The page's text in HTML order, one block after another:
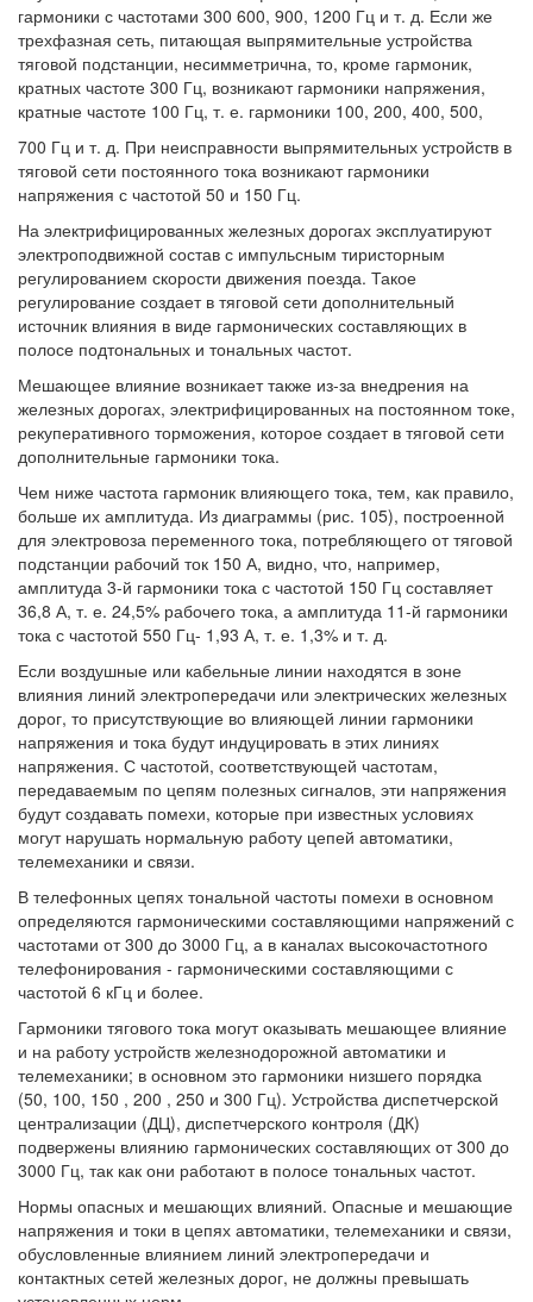
гармоники с частотами 300 600, 900, 1200 Гц и т. д. Если же
трехфазная сеть, питающая выпрямительные устройства
тяговой подстанции, несимметрична, то, кроме гармоник,
кратных частоте 300 Гц, возникают гармоники напряжения,
кратные частоте 100 Гц, т. е. гармоники 100, 200, 400, 500,
700 Гц и т. д. При неисправности выпрямительных устройств в
тяговой сети постоянного тока возникают гармоники
напряжения с частотой 50 и 150 Гц.
На электрифицированных железных дорогах эксплуатируют
электроподвижной состав с импульсным тиристорным
регулированием скорости движения поезда. Такое
регулирование создает в тяговой сети дополнительный
источник влияния в виде гармонических составляющих в
полосе подтональных и тональных частот.
Мешающее влияние возникает также из-за внедрения на
железных дорогах, электрифицированных на постоянном токе,
рекуперативного торможения, которое создает в тяговой сети
дополнительные гармоники тока.
Чем ниже частота гармоник влияющего тока, тем, как правило,
больше их амплитуда. Из диаграммы (рис. 105), построенной
для электровоза переменного тока, потребляющего от тяговой
подстанции рабочий ток 150 А, видно, что, например,
амплитуда 3-й гармоники тока с частотой 150 Гц составляет
36,8 А, т. е. 24,5% рабочего тока, а амплитуда 11-й гармоники
тока с частотой 550 Гц- 1,93 А, т. е. 1,3% и т. д.
Если воздушные или кабельные линии находятся в зоне
влияния линий электропередачи или электрических железных
дорог, то присутствующие во влияющей линии гармоники
напряжения и тока будут индуцировать в этих линиях
напряжения. С частотой, соответствующей частотам,
передаваемым по цепям полезных сигналов, эти напряжения
будут создавать помехи, которые при известных условиях
могут нарушать нормальную работу цепей автоматики,
телемеханики и связи.
В телефонных цепях тональной частоты помехи в основном
определяются гармоническими составляющими напряжений с
частотами от 300 до 3000 Гц, а в каналах высокочастотного
телефонирования - гармоническими составляющими с
частотой 6 кГц и более.
Гармоники тягового тока могут оказывать мешающее влияние
и на работу устройств железнодорожной автоматики и
телемеханики; в основном это гармоники низшего порядка
(50, 100, 150 , 200 , 250 и 300 Гц). Устройства диспетчерской
централизации (ДЦ), диспетчерского контроля (ДК)
подвержены влиянию гармонических составляющих от 300 до
3000 Гц, так как они работают в полосе тональных частот.
Нормы опасных и мешающих влияний. Опасные и мешающие
напряжения и токи в цепях автоматики, телемеханики и связи,
обусловленные влиянием линий электропередачи и
контактных сетей железных дорог, не должны превышать